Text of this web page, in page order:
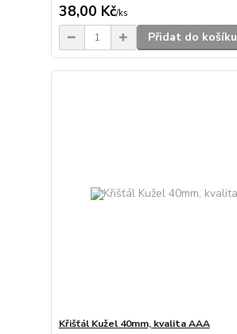
38,00 Kč/ks
Přidat do košíku
Křišťál Kužel 40mm, kvalita AAA